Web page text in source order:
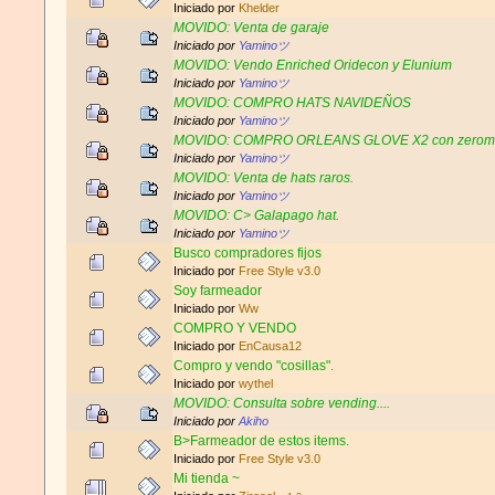
Iniciado por Khelder
MOVIDO: Venta de garaje
Iniciado por Yaminoツ
MOVIDO: Vendo Enriched Oridecon y Elunium
Iniciado por Yaminoツ
MOVIDO: COMPRO HATS NAVIDEÑOS
Iniciado por Yaminoツ
MOVIDO: COMPRO ORLEANS GLOVE X2 con zerom
Iniciado por Yaminoツ
MOVIDO: Venta de hats raros.
Iniciado por Yaminoツ
MOVIDO: C> Galapago hat.
Iniciado por Yaminoツ
Busco compradores fijos
Iniciado por Free Style v3.0
Soy farmeador
Iniciado porWw
COMPRO Y VENDO
Iniciado por EnCausa12
Compro y vendo "cosillas".
Iniciado porwythel
MOVIDO: Consulta sobre vending....
Iniciado porAkiho
B>Farmeador de estos items.
Iniciado por Free Style v3.0
Mi tienda ~